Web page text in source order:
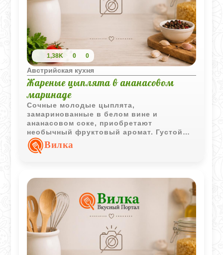
1,38K 0 0
Австрийская кухня
Жареные цыплята в ананасовом
маринаде
Сочные молодые цыплята,
замаринованные в белом вине и
ананасовом соке, приобретают
необычный фруктовый аромат. Густой
соус с ананасом и бананами делает
блюдо особенно выразительным.
Вилка